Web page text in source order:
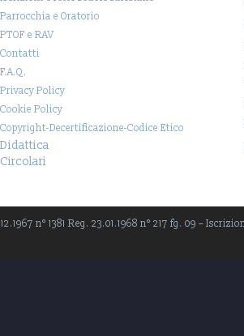
Parrocchia e Oratorio
PTOF e RAV
Contatti
F.A.Q.
Privacy Policy
Cookie Policy
Copyright-Decertificazione-Codice Etico
Didattica
Circolari
n° 1381 Reg. 23.01.1968 n° 217 fg. 09 –